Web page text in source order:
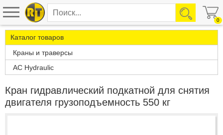
0
Каталог товаров
Краны и траверсы
AC Hydraulic
Кран гидравлический подкатной для снятия
двигателя грузоподъемность 550 кг